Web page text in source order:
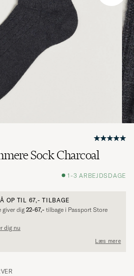
Sock Charcoal
1-3 ARBEJDSDAGE
OP TIL 67,- TILBAGE
giver dig 22-67,- tilbage i Passport Store
dig nu
Læs mere